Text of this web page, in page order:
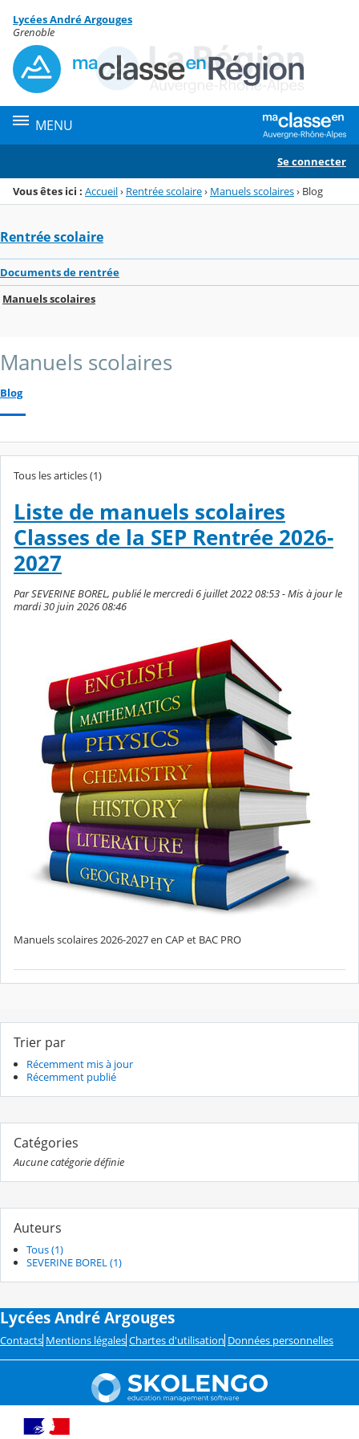
Menu de la rubrique
Contenu
Lycées André Argouges
Grenoble
MENU
Se connecter
Vous êtes ici : Accueil› Rentrée scolaire› Manuels scolaires› Blog
Rentrée scolaire
Documents de rentrée
Manuels scolaires
Manuels scolaires
Blog
Tous les articles (1)
Liste de manuels scolaires
Classes de la SEP Rentrée 2026-
2027
Par SEVERINE BOREL, publié le mercredi 6 juillet 2022 08:53 - Mis à jour le
mardi 30 juin 2026 08:46
Manuels scolaires 2026-2027 en CAP et BAC PRO
Trier par
Récemment mis à jour
Récemment publié
Catégories
Aucune catégorie définie
Auteurs
Tous (1)
SEVERINE BOREL (1)
Lycées André Argouges
Contacts Mentions légales Chartes d'utilisation Données personnelles